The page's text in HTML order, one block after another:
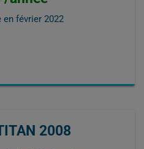
en février 2022
2008